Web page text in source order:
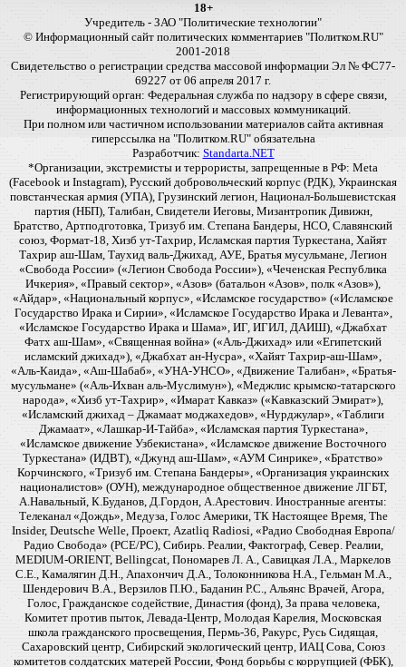
18+
Учредитель - ЗАО "Политические технологии"
© Информационный сайт политических комментариев "Политком.RU"
2001-2018
Свидетельство о регистрации средства массовой информации Эл № ФС77-
69227 от 06 апреля 2017 г.
Регистрирующий орган: Федеральная служба по надзору в сфере связи,
информационных технологий и массовых коммуникаций.
При полном или частичном использовании материалов сайта активная
гиперссылка на "Политком.RU" обязательна
Разработчик: Standarta.NET
*Организации, экстремисты и террористы, запрещенные в РФ: Meta
(Facebook и Instagram), Русский добровольческий корпус (РДК), Украинская
повстанческая армия (УПА), Грузинский легион, Национал-Большевистская
партия (НБП), Талибан, Свидетели Иеговы, Мизантропик Дивижн,
Братство, Артподготовка, Тризуб им. Степана Бандеры, НСО, Славянский
союз, Формат-18, Хизб ут-Тахрир, Исламская партия Туркестана, Хайят
Тахрир аш-Шам, Таухид валь-Джихад, АУЕ, Братья мусульмане, Легион
«Свобода России» («Легион Свобода России»), «Чеченская Республика
Ичкерия», «Правый сектор», «Азов» (батальон «Азов», полк «Азов»),
«Айдар», «Национальный корпус», «Исламское государство» («Исламское
Государство Ирака и Сирии», «Исламское Государство Ирака и Леванта»,
«Исламское Государство Ирака и Шама», ИГ, ИГИЛ, ДАИШ), «Джабхат
Фатх аш-Шам», «Священная война» («Аль-Джихад» или «Египетский
исламский джихад»), «Джабхат ан-Нусра», «Хайят Тахрир-аш-Шам»,
«Аль-Каида», «Аш-Шабаб», «УНА-УНСО», «Движение Талибан», «Братья-
мусульмане» («Аль-Ихван аль-Муслимун»), «Меджлис крымско-татарского
народа», «Хизб ут-Тахрир», «Имарат Кавказ» («Кавказский Эмират»),
«Исламский джихад – Джамаат моджахедов», «Нурджулар», «Таблиги
Джамаат», «Лашкар-И-Тайба», «Исламская партия Туркестана»,
«Исламское движение Узбекистана», «Исламское движение Восточного
Туркестана» (ИДВТ), «Джунд аш-Шам», «АУМ Синрике», «Братство»
Корчинского, «Тризуб им. Степана Бандеры», «Организация украинских
националистов» (ОУН), международное общественное движение ЛГБТ,
А.Навальный, К.Буданов, Д.Гордон, А.Арестович. Иностранные агенты:
Телеканал «Дождь», Медуза, Голос Америки, ТК Настоящее Время, The
Insider, Deutsche Welle, Проект, Azatliq Radiosi, «Радио Свободная Европа/
Радио Свобода» (PCE/PC), Сибирь. Реалии, Фактограф, Север. Реалии,
MEDIUM-ORIENT, Bellingcat, Пономарев Л. А., Савицкая Л.А., Маркелов
С.Е., Камалягин Д.Н., Апахончич Д.А., Толоконникова Н.А., Гельман М.А.,
Шендерович В.А., Верзилов П.Ю., Баданин Р.С., Альянс Врачей, Агора,
Голос, Гражданское содействие, Династия (фонд), За права человека,
Комитет против пыток, Левада-Центр, Молодая Карелия, Московская
школа гражданского просвещения, Пермь-36, Ракурс, Русь Сидящая,
Сахаровский центр, Сибирский экологический центр, ИАЦ Сова, Союз
комитетов солдатских матерей России, Фонд борьбы с коррупцией (ФБК),